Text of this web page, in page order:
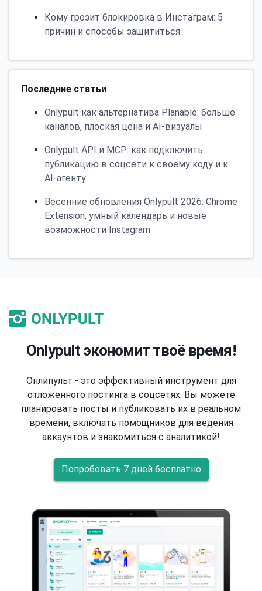
Кому грозит блокировка в Инстаграм: 5
причин и способы защититься
Последние статьи
Onlypult как альтернатива Planable: больше
каналов, плоская цена и AI-визуалы
Onlypult API и MCP: как подключить
публикацию в соцсети к своему коду и к
AI-агенту
Весенние обновления Onlypult 2026: Chrome
Extension, умный календарь и новые
возможности Instagram
Onlypult экономит твоё время!
Онлипульт - это эффективный инструмент для
отложенного постинга в соцсетях. Вы можете
планировать посты и публиковать их в реальном
времени, включать помощников для ведения
аккаунтов и знакомиться с аналитикой!
Попробовать 7 дней бесплатно